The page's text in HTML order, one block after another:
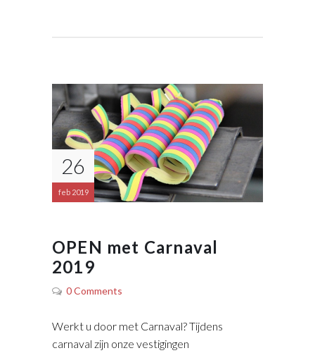
26
feb 2019
OPEN met Carnaval
2019
0 Comments
Werkt u door met Carnaval? Tijdens
carnaval zijn onze vestigingen